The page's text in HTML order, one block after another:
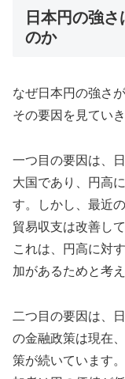
日本円の強
のか
なぜ日本円の強さ
その要因を見てい
一つ目の要因は、
大国であり、円高
す。しかし、最近
貿易収支は改善し
これは、円高に対
加があるためと考
二つ目の要因は、
の金融政策は現在
策が続いています